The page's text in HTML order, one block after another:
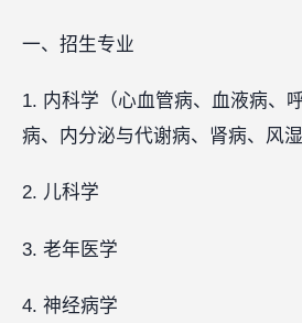
一、招生专业
1. 内科学（心血管病、血液病、
病、内分泌与代谢病、肾病、风湿
2. 儿科学
3. 老年医学
4. 神经病学